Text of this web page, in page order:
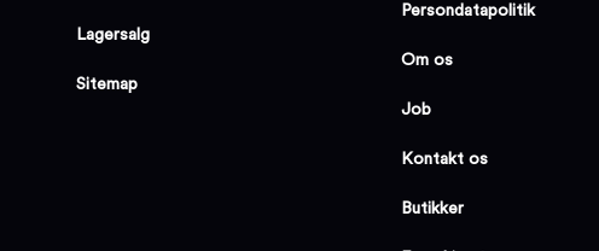
Lagersalg
Sitemap
Persondatapolitik
Om os
Job
Kontakt os
Butikker